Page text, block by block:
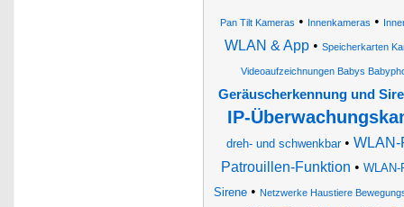
Pan Tilt Kameras • Innenkameras •
WLAN & App• Speicherkarten
Videoaufzeichnungen Babys
Geräuscherkennung und
IP-
dreh- und schwenkbar• WLAN-
Patrouillen-Funktion •
Sirene • Netzwerke Haustiere